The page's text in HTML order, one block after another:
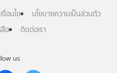
us
งื่อนไข
นโยบายความเป็นส่วนตัว
อ
ติดต่อเรา